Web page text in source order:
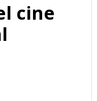
cine